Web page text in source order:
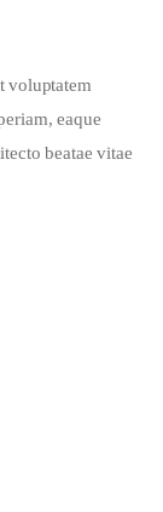
voluptatem
eaque
beatae vitae